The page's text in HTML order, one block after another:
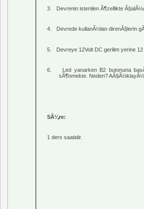
3. Devrenin istenilen Ã¶zellikte
4. Devrede kullanÃ½lan direnÃ§lerin
5. Devreye 12Volt DC gerilim yerine
6. Led yanarken B2 butonuna
sÃ¶nmekte. Neden?
SÃ¼re:
1 ders saatidir.